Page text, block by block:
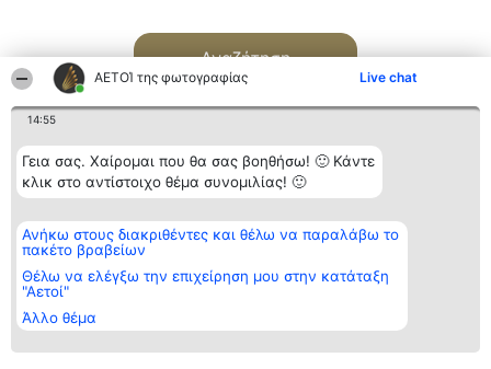
ΑΕΤΟΊ της φωτογραφίας Live chat
14:55
Γεια σας. Χαίρομαι που θα σας βοηθήσω! 🙂 Κάντε
κλικ στο αντίστοιχο θέμα συνομιλίας! 🙂
Ανήκω στους διακριθέντες και θέλω να παραλάβω το
πακέτο βραβείων
Θέλω να ελέγξω την επιχείρηση μου στην κατάταξη
"Αετοί"
Άλλο θέμα
Αναζήτηση
Διοργανωτής της
κατάταξης
BEAUTIFUL COMPANY
ΤΗΛ. ΕΠΙΚΟΙΝΩΝΙΑΣ:
2104128019
email:
aetoi@beautifulcompany.co
Κατάταξη
Διακριθέντες
των
διακριθέντων
προϋποθέσεις
Επικοινωνία
Επικοινωνία